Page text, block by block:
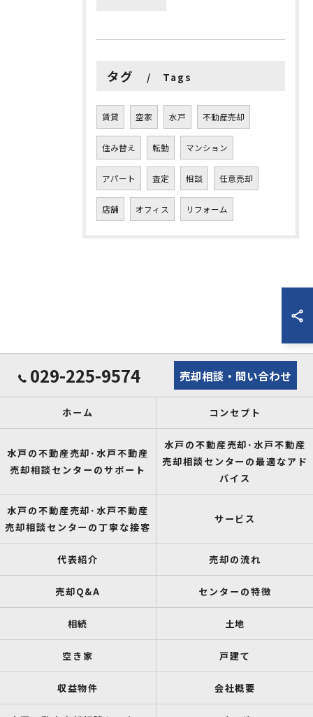
タグ Tags
賃貸 空家 水戸 不動産売却
住み替え 転勤 マンション
アパート 査定 相談 任意売却
店舗 オフィス リフォーム
029-225-9574 売却相談・問い合わせ
ホーム コンセプト
水戸の不動産売却･水戸不動産
売却相談センターのサポート
水戸の不動産売却･水戸不動産
売却相談センターの最適なアド
バイス
水戸の不動産売却･水戸不動産
売却相談センターの丁寧な接客
サービス
代表紹介 売却の流れ
売却Q&A センターの特徴
相続 土地
空き家 戸建て
収益物件 会社概要